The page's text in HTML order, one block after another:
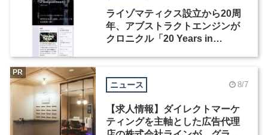
ライゾマティクス設立から20周
年、アブストラクトエンジンが
クロニクル「20 Years in
ニュース 8/7
【求人情報】ダイレクトマーケ
ティングを主軸とした広告代理
PR